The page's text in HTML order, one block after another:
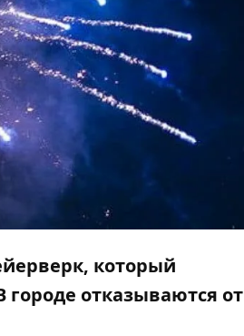
который
городе отказываются от